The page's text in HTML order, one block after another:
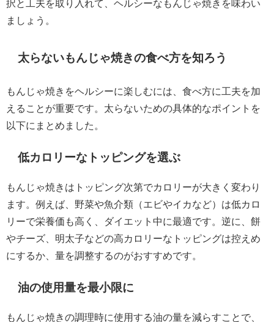
択と工夫を取り入れて、ヘルシーなもんじゃ焼きを味わい
ましょう。
太らないもんじゃ焼きの食べ方を知ろう
もんじゃ焼きをヘルシーに楽しむには、食べ方に工夫を加
えることが重要です。太らないための具体的なポイントを
以下にまとめました。
低カロリーなトッピングを選ぶ
もんじゃ焼きはトッピング次第でカロリーが大きく変わり
ます。例えば、野菜や魚介類（エビやイカなど）は低カロ
リーで栄養価も高く、ダイエット中に最適です。逆に、餅
やチーズ、明太子などの高カロリーなトッピングは控えめ
にするか、量を調整するのがおすすめです。
油の使用量を最小限に
もんじゃ焼きの調理時に使用する油の量を減らすことで、